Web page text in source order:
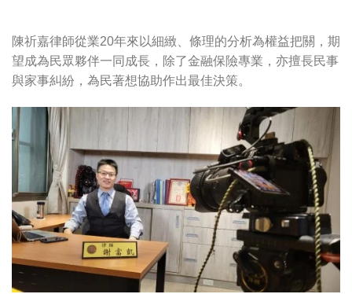
陳祈嘉律師從業20年來以細緻、條理的分析為權益把關，期
望成為民眾夥伴一同成長，除了金融保險專業，亦擅長民事
與家事糾紛，為民著想協助作出最佳決策。